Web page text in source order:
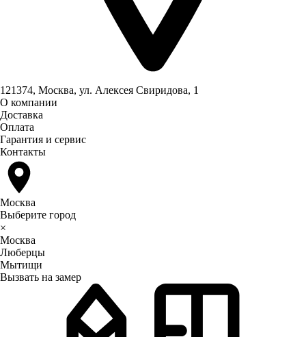
121374, Москва, ул. Алексея Свиридова, 1
О компании
Доставка
Оплата
Гарантия и сервис
Контакты
Москва
Выберите город
×
Москва
Люберцы
Мытищи
Вызвать на замер